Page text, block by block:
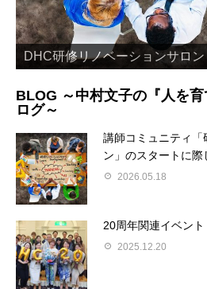
トレーナー養成ワークショップ
DHC研修リノベーションサロン
研修リノベーション支援
「参加者主体の研修手法」とは
BLOG ～中村文子の『人を
ログ～
講師コミュニティ「
ン」のスタートに際
2026.05.18
20周年関連イベン
2025.12.20